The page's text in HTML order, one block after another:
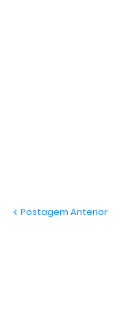
Postagem Anterior